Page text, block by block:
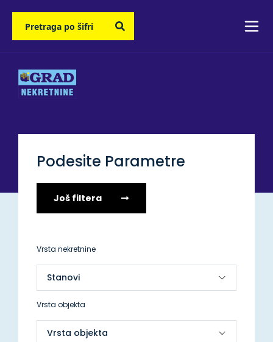
Podesite Parametre
Još filtera
Vrsta nekretnine
Vrsta objekta